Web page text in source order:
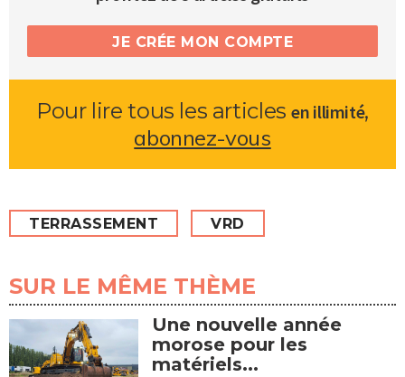
JE CRÉE MON COMPTE
Pour lire tous les articlesen illimité,
abonnez-vous
TERRASSEMENT VRD
SUR LE MÊME THÈME
Une nouvelle année
morose pour les
matériels...